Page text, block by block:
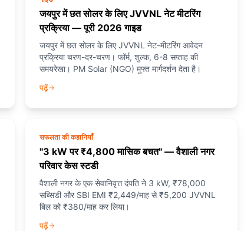
जयपुर में छत सोलर के लिए JVVNL नेट मीटरिंग
प्रक्रिया — पूरी 2026 गाइड
जयपुर में छत सोलर के लिए JVVNL नेट-मीटरिंग आवेदन
प्रक्रिया चरण-दर-चरण। फॉर्म, शुल्क, 6-8 सप्ताह की
समयरेखा। PM Solar (NGO) मुफ्त मार्गदर्शन देता है।
पढ़ें
सफलता की कहानियाँ
"3 kW पर ₹4,800 मासिक बचत" — वैशाली नगर
परिवार केस स्टडी
वैशाली नगर के एक सेवानिवृत्त दंपति ने 3 kW, ₹78,000
सब्सिडी और SBI EMI ₹2,449/माह से ₹5,200 JVVNL
बिल को ₹380/माह कर लिया।
पढ़ें